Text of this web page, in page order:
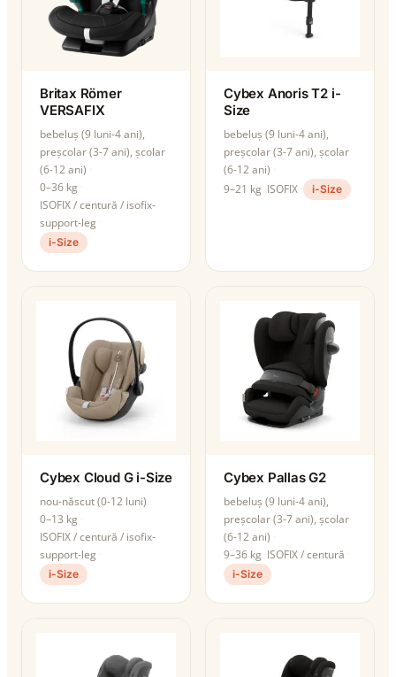
Britax Römer
VERSAFIX
bebeluș (9 luni-4 ani),
preșcolar (3-7 ani), școlar
(6-12 ani)
0–36 kg
ISOFIX / centură / isofix-
support-leg
i-Size
Cybex Anoris T2 i-
Size
bebeluș (9 luni-4 ani),
preșcolar (3-7 ani), școlar
(6-12 ani)
9–21 kg ISOFIX i-Size
Cybex Cloud G i-Size
nou-născut (0-12 luni)
0–13 kg
ISOFIX / centură / isofix-
support-leg
i-Size
Cybex Pallas G2
bebeluș (9 luni-4 ani),
preșcolar (3-7 ani), școlar
(6-12 ani)
9–36 kg ISOFIX / centură
i-Size